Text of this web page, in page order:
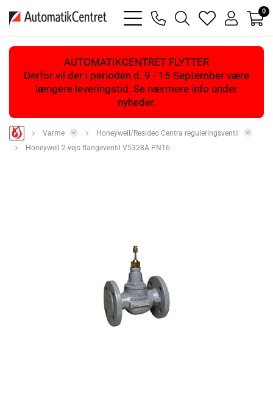
bars
light
phone
magnifying
glass
heart
light
user
light
0
AUTOMATIKCENTRET FLYTTER
Derfor vil der i perioden d. 9 - 15 September være
længere leveringstid. Se nærmere info under
nyheder.
Varme
Honeywell/Resideo Centra reguleringsventil
Honeywell 2-vejs flangeventil V5328A PN16